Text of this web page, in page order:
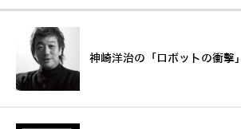
神崎洋治の「ロボットの衝撃」